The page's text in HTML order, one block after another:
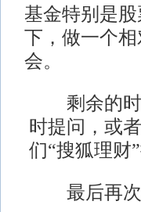
基金特别是
下，做一个
会。
剩余的时
时提问，或
们“搜狐理财
最后再次